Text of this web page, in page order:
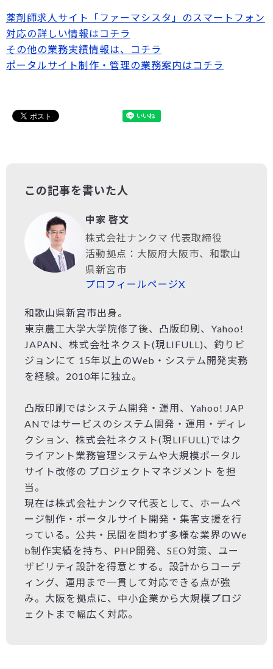
薬剤師求人サイト「ファーマシスタ」のスマートフォン
対応の詳しい情報はコチラ
その他の業務実績情報は、コチラ
ポータルサイト制作・管理の業務案内はコチラ
この記事を書いた人
中家 啓文
株式会社ナンクマ 代表取締役
活動拠点：大阪府大阪市、和歌山
県新宮市
プロフィールページX
和歌山県新宮市出身。
東京農工大学大学院修了後、凸版印刷、Yahoo!
JAPAN、株式会社ネクスト(現LIFULL)、釣りビ
ジョンにて 15年以上のWeb・システム開発実務
を経験。2010年に独立。
凸版印刷ではシステム開発・運用、Yahoo! JAP
ANではサービスのシステム開発・運用・ディレ
クション、株式会社ネクスト(現LIFULL)ではク
ライアント業務管理システムや大規模ポータル
サイト改修の プロジェクトマネジメント を担
当。
現在は株式会社ナンクマ代表として、ホームペ
ージ制作・ポータルサイト開発・集客支援を行
っている。公共・民間を問わず多様な業界のWe
b制作実績を持ち、PHP開発、SEO対策、ユー
ザビリティ設計を得意とする。設計からコーデ
ィング、運用まで一貫して対応できる点が強
み。大阪を拠点に、中小企業から大規模プロジ
ェクトまで幅広く対応。